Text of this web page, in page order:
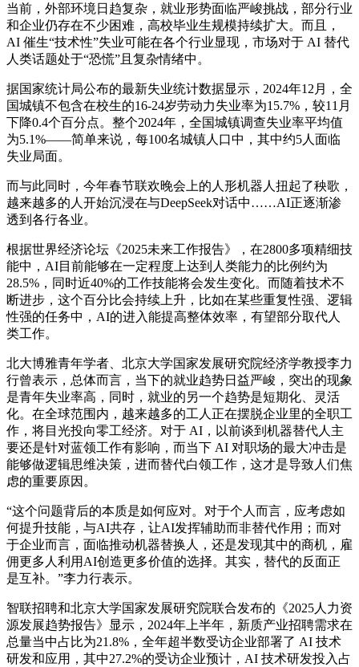
当前，外部环境日趋复杂，就业形势面临严峻挑战，部分行业
和企业仍存在不少困难，高校毕业生规模持续扩大。而且，
AI 催生“技术性”失业可能在各个行业显现，市场对于 AI 替代
人类话题处于“恐慌”且复杂情绪中。
据国家统计局公布的最新失业统计数据显示，2024年12月，全
国城镇不包含在校生的16-24岁劳动力失业率为15.7%，较11月
下降0.4个百分点。整个2024年，全国城镇调查失业率平均值
为5.1%——简单来说，每100名城镇人口中，其中约5人面临
失业局面。
而与此同时，今年春节联欢晚会上的人形机器人扭起了秧歌，
越来越多的人开始沉浸在与DeepSeek对话中……AI正逐渐渗
透到各行各业。
根据世界经济论坛《2025未来工作报告》，在2800多项精细技
能中，AI目前能够在一定程度上达到人类能力的比例约为
28.5%，同时近40%的工作技能将会发生变化。而随着技术不
断进步，这个百分比会持续上升，比如在某些重复性强、逻辑
性强的任务中，AI的进入能提高整体效率，有望部分取代人
类工作。
北大博雅青年学者、北京大学国家发展研究院经济学教授李力
行曾表示，总体而言，当下的就业趋势日益严峻，突出的现象
是青年失业率高，同时，就业的另一个趋势是短期化、灵活
化。在全球范围内，越来越多的工人正在摆脱企业里的全职工
作，将目光投向零工经济。对于 AI，以前谈到机器替代人主
要还是针对蓝领工作有影响，而当下 AI 对职场的最大冲击是
能够做逻辑思维决策，进而替代白领工作，这才是导致人们焦
虑的重要原因。
“这个问题背后的本质是如何应对。对于个人而言，应考虑如
何提升技能，与AI共存，让AI发挥辅助而非替代作用；而对
于企业而言，面临推动机器替换人，还是发现其中的商机，雇
佣更多人利用AI创造更多价值的选择。其实，替代的反面正
是互补。”李力行表示。
智联招聘和北京大学国家发展研究院联合发布的《2025人力资
源发展趋势报告》显示，2024年上半年，新质产业招聘需求在
总量当中占比为21.8%，全年超半数受访企业部署了 AI 技术
研发和应用，其中27.2%的受访企业预计，AI 技术研发投入占